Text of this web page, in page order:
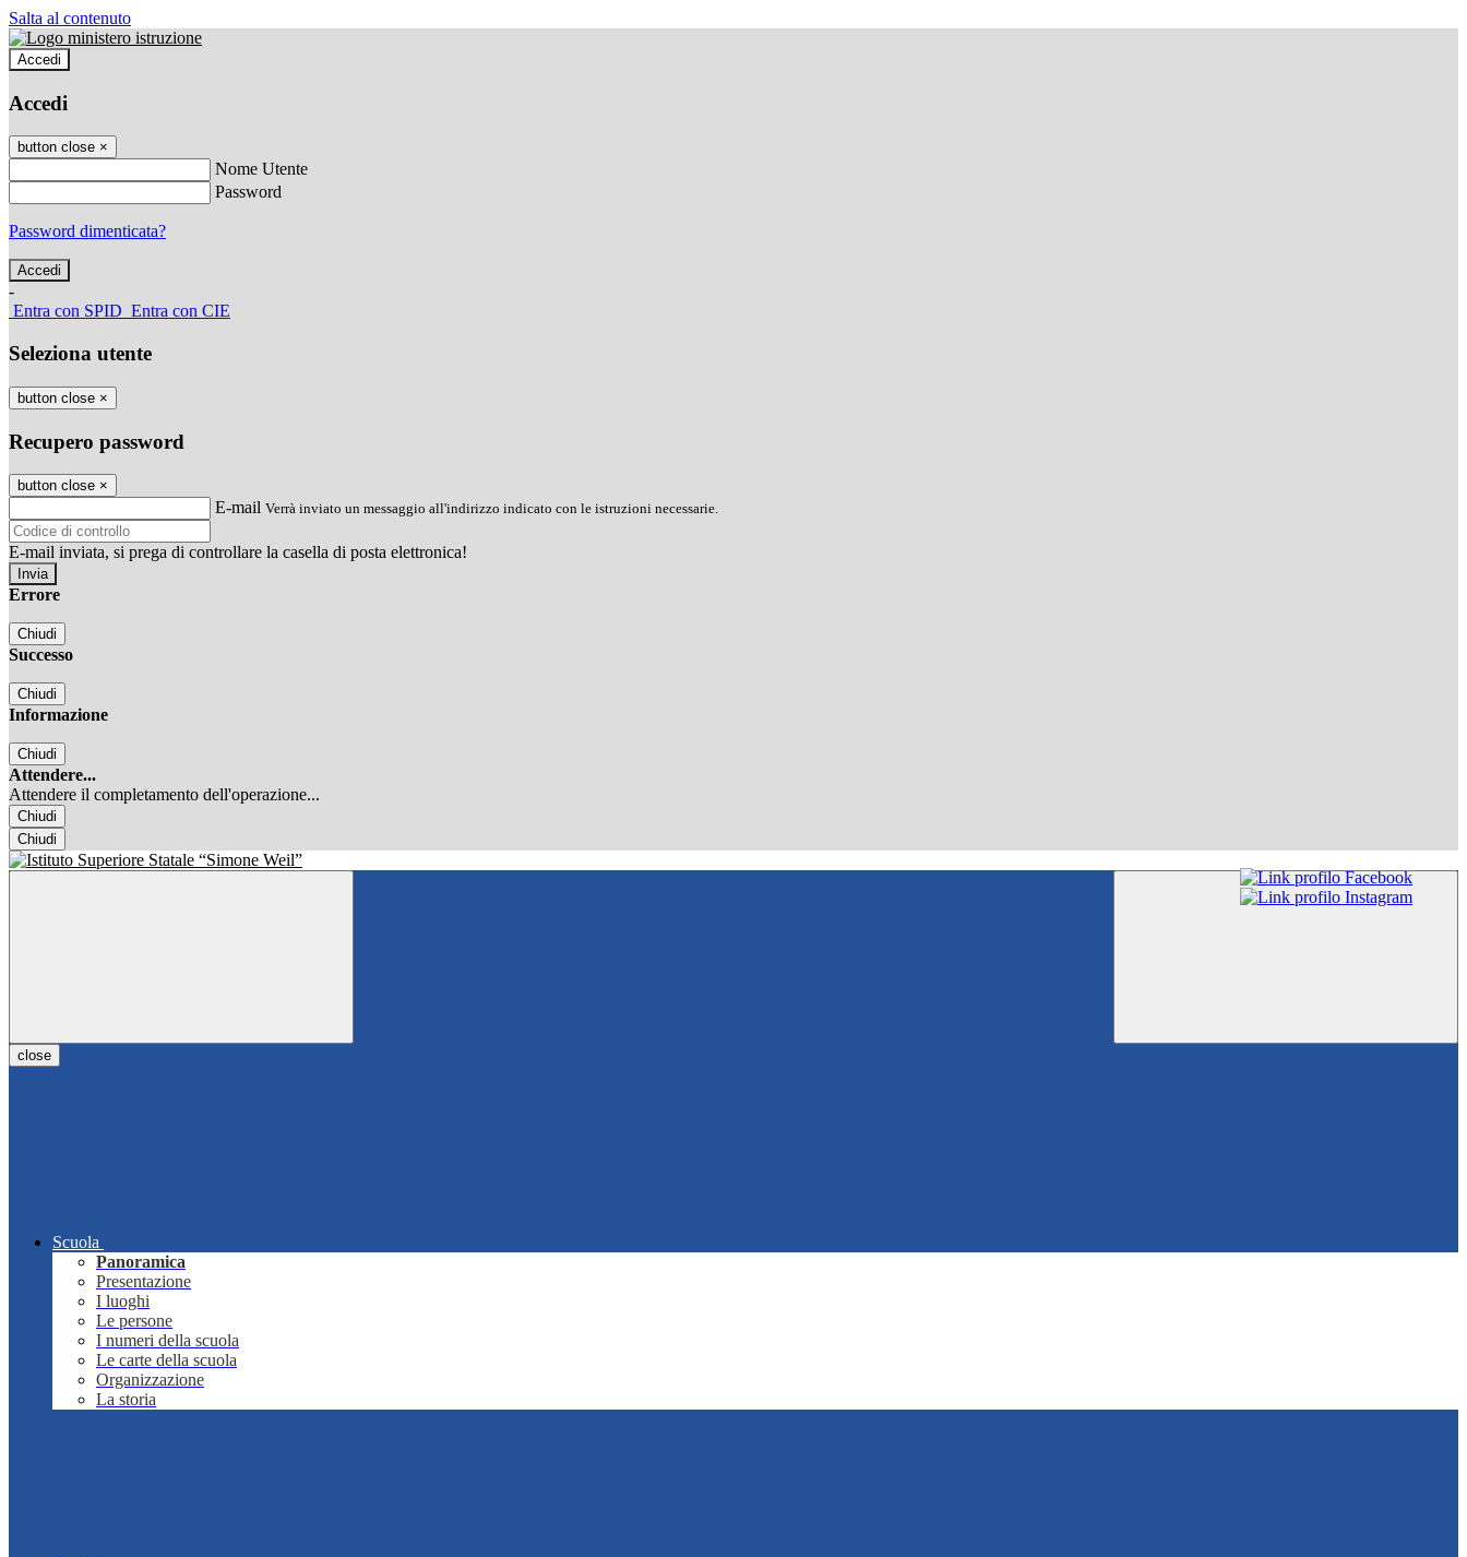
Salta al contenuto
Accedi
Accedi
button close ×
Nome Utente
Password
Password dimenticata?
-
Entra con SPID Entra con CIE
Seleziona utente
button close ×
Recupero password
button close ×
E-mail Verrà inviato un messaggio all'indirizzo indicato con le istruzioni necessarie.
E-mail inviata, si prega di controllare la casella di posta elettronica!
Errore
Chiudi
Successo
Chiudi
Informazione
Chiudi
Attendere...
Attendere il completamento dell'operazione...
Chiudi
Chiudi
close
Scuola
Panoramica
Presentazione
I luoghi
Le persone
I numeri della scuola
Le carte della scuola
Organizzazione
La storia